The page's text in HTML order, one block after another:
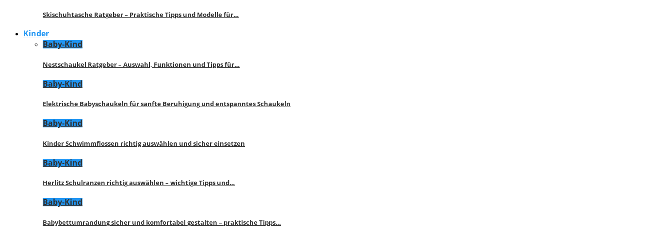
Skischuhtasche Ratgeber – Praktische Tipps und Modelle für…
Kinder
Baby-Kind
Nestschaukel Ratgeber – Auswahl, Funktionen und Tipps für…
Baby-Kind
Elektrische Babyschaukeln für sanfte Beruhigung und entspanntes Schaukeln
Baby-Kind
Kinder Schwimmflossen richtig auswählen und sicher einsetzen
Baby-Kind
Herlitz Schulranzen richtig auswählen – wichtige Tipps und…
Baby-Kind
Babybettumrandung sicher und komfortabel gestalten – praktische Tipps…